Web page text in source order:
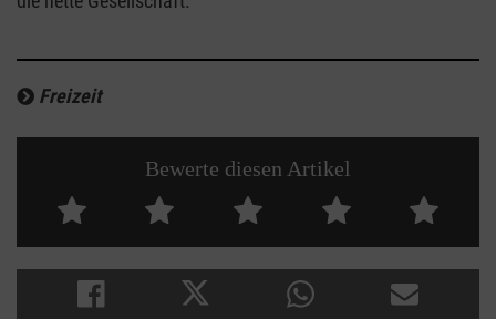
Freizeit
Bewerte diesen Artikel